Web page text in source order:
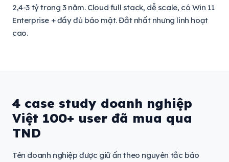
2,4-3 tỷ trong 3 năm. Cloud full stack, dễ scale, có Win 11
Enterprise + đầy đủ bảo mật. Đắt nhất nhưng linh hoạt
cao.
4 case study doanh nghiệp
Việt 100+ user đã mua qua
TND
Tên doanh nghiệp được giữ ẩn theo nguyên tắc bảo